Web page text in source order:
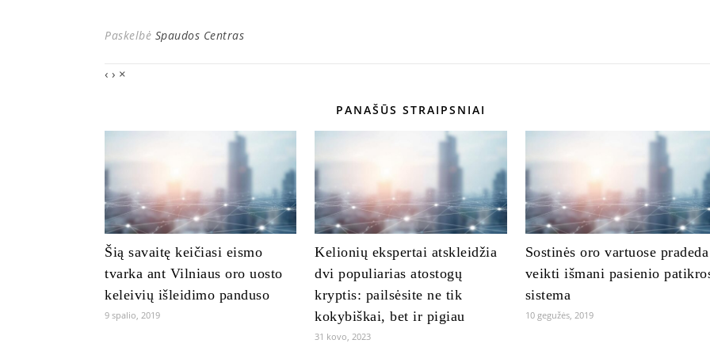
Paskelbė Spaudos Centras
‹ › ×
PANAŠŪS STRAIPSNIAI
Šią savaitę keičiasi eismo
tvarka ant Vilniaus oro uosto
keleivių išleidimo panduso
9 spalio, 2019
Kelionių ekspertai atskleidžia
dvi populiarias atostogų
kryptis: pailsėsite ne tik
kokybiškai, bet ir pigiau
31 kovo, 2023
Sostinės oro vartuose pradeda
veikti išmani pasienio
sistema
10 gegužės, 2019